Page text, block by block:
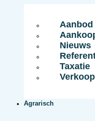
Aanbod
Nieuws
Taxatie
Agrarisch